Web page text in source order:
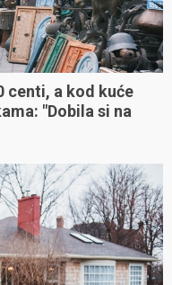
centi, a kod kuće
"Dobila si na